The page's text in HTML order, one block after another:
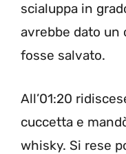
scialuppa in
avrebbe dato un
fosse salvato.
All’01:20
cuccetta e
whisky. Si rese